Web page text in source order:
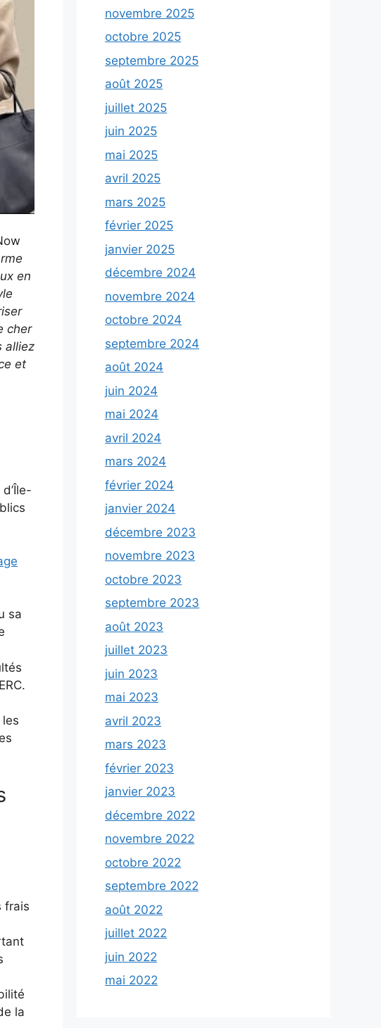
en
cher
alliez
et
sa
frais
la
novembre 2025
octobre 2025
septembre 2025
août 2025
juillet 2025
juin 2025
mai 2025
avril 2025
mars 2025
février 2025
janvier 2025
décembre 2024
novembre 2024
octobre 2024
septembre 2024
août 2024
juin 2024
mai 2024
avril 2024
mars 2024
février 2024
janvier 2024
décembre 2023
novembre 2023
octobre 2023
septembre 2023
août 2023
juillet 2023
juin 2023
mai 2023
avril 2023
mars 2023
février 2023
janvier 2023
décembre 2022
novembre 2022
octobre 2022
septembre 2022
août 2022
juillet 2022
juin 2022
mai 2022